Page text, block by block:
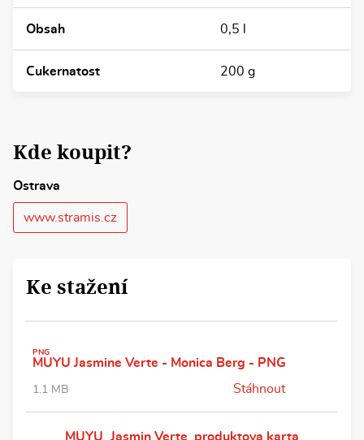
Obsah 0,5 l
Cukernatost 200 g
Kde koupit?
Ostrava
www.stramis.cz
Ke stažení
PNG
MUYU Jasmine Verte - Monica Berg - PNG
1.1 MB Stáhnout
MUYU_Jasmin Verte_produktova karta